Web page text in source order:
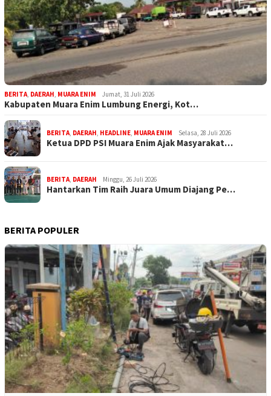
BERITA, DAERAH, MUARA ENIM Jumat, 31 Juli 2026
Kabupaten Muara Enim Lumbung Energi, Kot…
BERITA, DAERAH, HEADLINE, MUARA ENIM Selasa, 28 Juli 2026
Ketua DPD PSI Muara Enim Ajak Masyarakat…
BERITA, DAERAH Minggu, 26 Juli 2026
Hantarkan Tim Raih Juara Umum Diajang Pe…
BERITA POPULER